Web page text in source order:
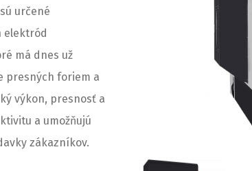
určené
elektród
má dnes už
presných foriem a
výkon, presnosť a
a umožňujú
zákazníkov.